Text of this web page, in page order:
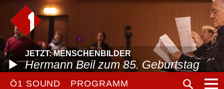
JETZT: MENSCHENBILDER
Hermann Beil zum 85. Geburtstag
Ö1 SOUND PROGRAMM